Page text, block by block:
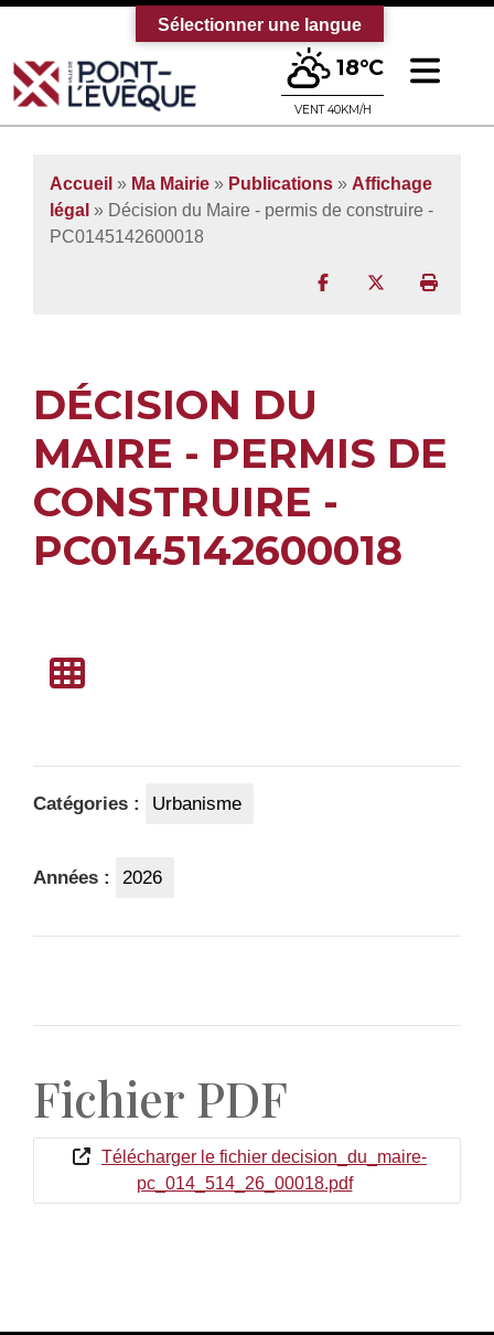
Bienvenue sur le site officiel de la
18°C
VENT 40KM/H
Accueil » Ma Mairie » Publications » Affichage
légal » Décision du Maire - permis de construire -
PC0145142600018
Partager surPartager sur
DÉCISION DU
MAIRE - PERMIS DE
CONSTRUIRE -
PC0145142600018
Catégories : Urbanisme
Années : 2026
Fichier PDF
Télécharger le fichier decision_du_maire-
pc_014_514_26_00018.pdf
Sélectionner une langue